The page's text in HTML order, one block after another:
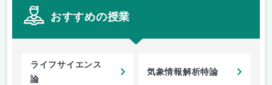
おすすめの授業
ライフサイエンス
論
気象情報解析特論